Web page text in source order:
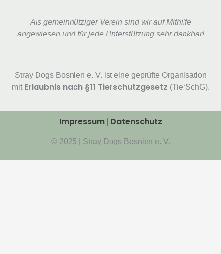
Als gemeinnütziger Verein sind wir auf Mithilfe
angewiesen und für jede Unterstützung sehr dankbar!
Stray Dogs Bosnien e. V. ist eine geprüfte Organisation
mit Erlaubnis nach §11 Tierschutzgesetz (TierSchG).
Impressum Datenschutz
© 2025 | Stray Dogs Bosnien e. V.